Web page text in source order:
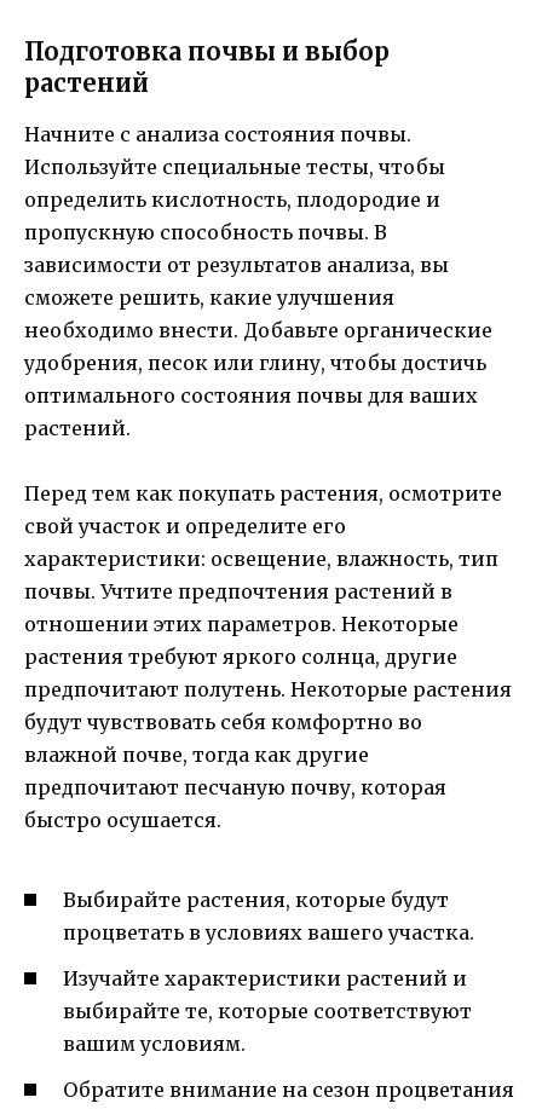
Подготовка почвы и выбор
растений
Начните с анализа состояния почвы.
Используйте специальные тесты, чтобы
определить кислотность, плодородие и
пропускную способность почвы. В
зависимости от результатов анализа, вы
сможете решить, какие улучшения
необходимо внести. Добавьте органические
удобрения, песок или глину, чтобы достичь
оптимального состояния почвы для ваших
растений.
Перед тем как покупать растения, осмотрите
свой участок и определите его
характеристики: освещение, влажность, тип
почвы. Учтите предпочтения растений в
отношении этих параметров. Некоторые
растения требуют яркого солнца, другие
предпочитают полутень. Некоторые растения
будут чувствовать себя комфортно во
влажной почве, тогда как другие
предпочитают песчаную почву, которая
быстро осушается.
Выбирайте растения, которые будут
процветать в условиях вашего участка.
Изучайте характеристики растений и
выбирайте те, которые соответствуют
вашим условиям.
Обратите внимание на сезон процветания